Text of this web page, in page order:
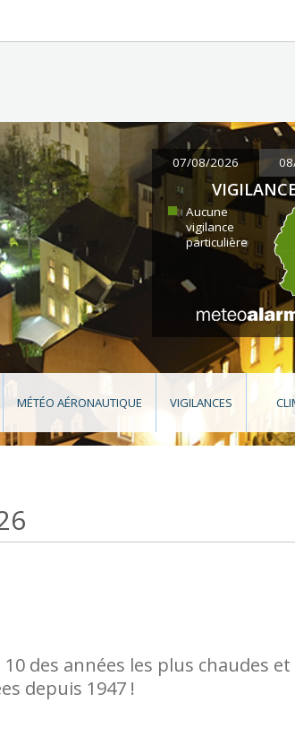
07/08/2026
Aucune
vigilance
particulière
MÉTÉO AÉRONAUTIQUE VIGILANCES
des années les plus chaudes
depuis 1947 !